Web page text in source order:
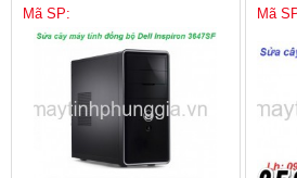
Mã SP: Mã